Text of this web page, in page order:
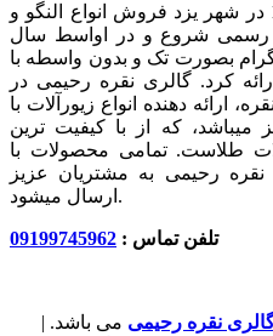
گالری نقره رحیمی در سال 1392 در شهر یزد فروش انواع النگو و
رسمی شروع و در اواسط سال
بصورت تک و بدون واسطه با
کرد. گالری نقره رحیمی در
ارائه دهنده انواع زیورآلات با
طلا نیز میباشد، که از با کیفیت‏ ترین
طلاست. تمامی محصولات با
رحیمی به مشتریان عزیز
ارسال میشود.
تلفن تماس : 09199745962
نقره رحیمی می باشد. |